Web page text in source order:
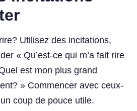
Utilisez des incitations,
« Qu’est-ce qui m’a fait rire
est mon plus grand
» Commencer avec ceux-
coup de pouce utile.